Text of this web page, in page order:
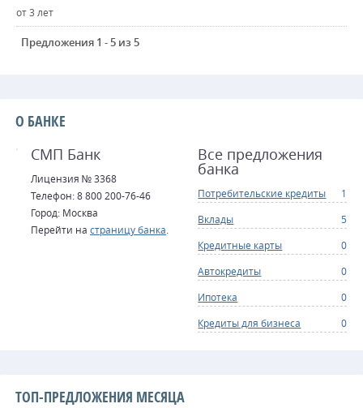
от 3 лет
Предложения 1 - 5 из 5
О БАНКЕ
СМП Банк
Лицензия № 3368
Телефон: 8 800 200-76-46
Город: Москва
Перейти на страницу банка
Все предложения
банка
Потребительские кредиты
1
Вклады
5
Кредитные карты
0
Автокредиты
0
Ипотека
0
Кредиты для бизнеса
0
ТОП-ПРЕДЛОЖЕНИЯ МЕСЯЦА